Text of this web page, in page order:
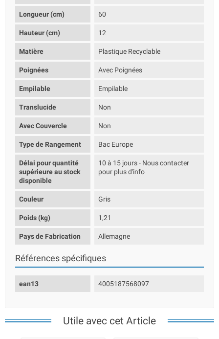
Longueur (cm) 60
Hauteur (cm) 12
Matière Plastique Recyclable
Poignées Avec Poignées
Empilable Empilable
Translucide Non
Avec Couvercle Non
Type de Rangement Bac Europe
Délai pour quantité
supérieure au stock
disponible
10 à 15 jours - Nous contacter
pour plus d'info
Couleur Gris
Poids (kg) 1,21
Pays de Fabrication Allemagne
Références spécifiques
ean13 4005187568097
Utile avec cet Article